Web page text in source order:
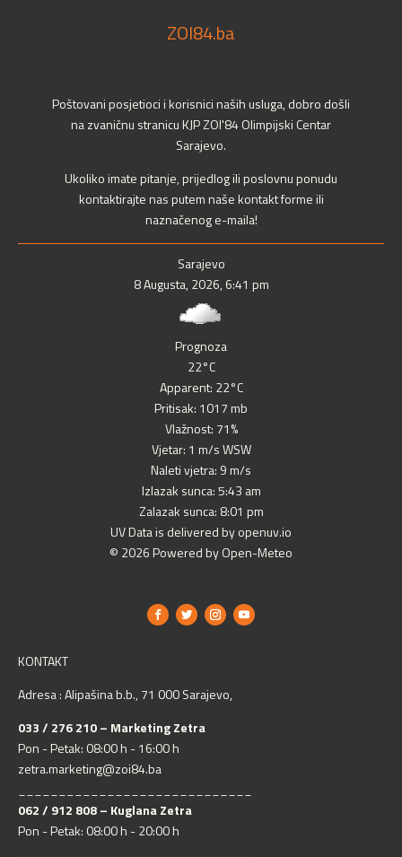
ZOI84.ba
Poštovani posjetioci i korisnici naših usluga, dobro došli
na zvaničnu stranicu KJP ZOI'84 Olimpijski Centar
Sarajevo.
Ukoliko imate pitanje, prijedlog ili poslovnu ponudu
kontaktirajte nas putem naše kontakt forme ili
naznačenog e-maila!
Sarajevo
8 Augusta, 2026, 6:41 pm
Prognoza
22°C
Apparent: 22°C
Pritisak: 1017 mb
Vlažnost: 71%
Vjetar: 1 m/s WSW
Naleti vjetra: 9 m/s
Izlazak sunca: 5:43 am
Zalazak sunca: 8:01 pm
UV Data is delivered by openuv.io
© 2026 Powered by Open-Meteo
KONTAKT
Adresa : Alipašina b.b., 71 000 Sarajevo,
033 / 276 210 – Marketing Zetra
Pon - Petak: 08:00 h - 16:00 h
zetra.marketing@zoi84.ba
062 / 912 808 – Kuglana Zetra
Pon - Petak: 08:00 h - 20:00 h